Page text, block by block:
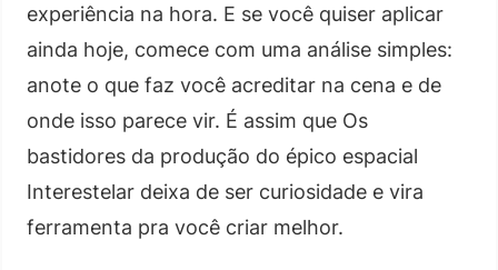
experiência na hora. E se você quiser aplicar
ainda hoje, comece com uma análise simples:
anote o que faz você acreditar na cena e de
onde isso parece vir. É assim que Os
bastidores da produção do épico espacial
Interestelar deixa de ser curiosidade e vira
ferramenta pra você criar melhor.